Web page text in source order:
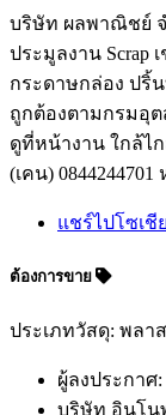
บริษัท ผลพาณิชย์ จ
ประมูลงาน Scrap
กระดาษกล่อง ปริ้
ถูกต้องตามกรมอุ
ดูที่หน้างาน ใกล้ไ
(เคน) 0844244701
แชร์ไปโซเชี
ต้องการขาย
ประเภทวัสดุ: พลา
ผู้ลงประกาศ:
บริษัท อินโน